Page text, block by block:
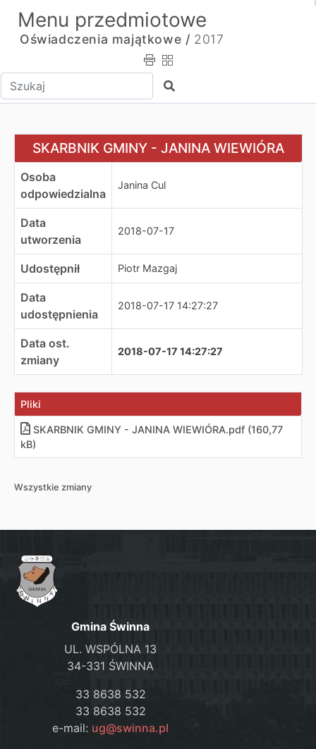
Menu przedmiotowe
Oświadczenia majątkowe / 2017
Wpisz tekst do wyszukania Szukaj
SKARBNIK GMINY - JANINA WIEWIÓRA
SKARBNIK GMINY - JANINA WIEWIÓRA
Osoba
odpowiedzialna
Janina Cul
Data
utworzenia
2018-07-17
Udostępnił Piotr Mazgaj
Data
udostępnienia
2018-07-17 14:27:27
Data ost.
zmiany
2018-07-17 14:27:27
Pliki
SKARBNIK GMINY - JANINA WIEWIÓRA.pdf (160,77
kB)
Wszystkie zmiany
Gmina Świnna
UL. WSPÓLNA 13
34-331 ŚWINNA
33 8638 532
33 8638 532
e-mail: ug@swinna.pl